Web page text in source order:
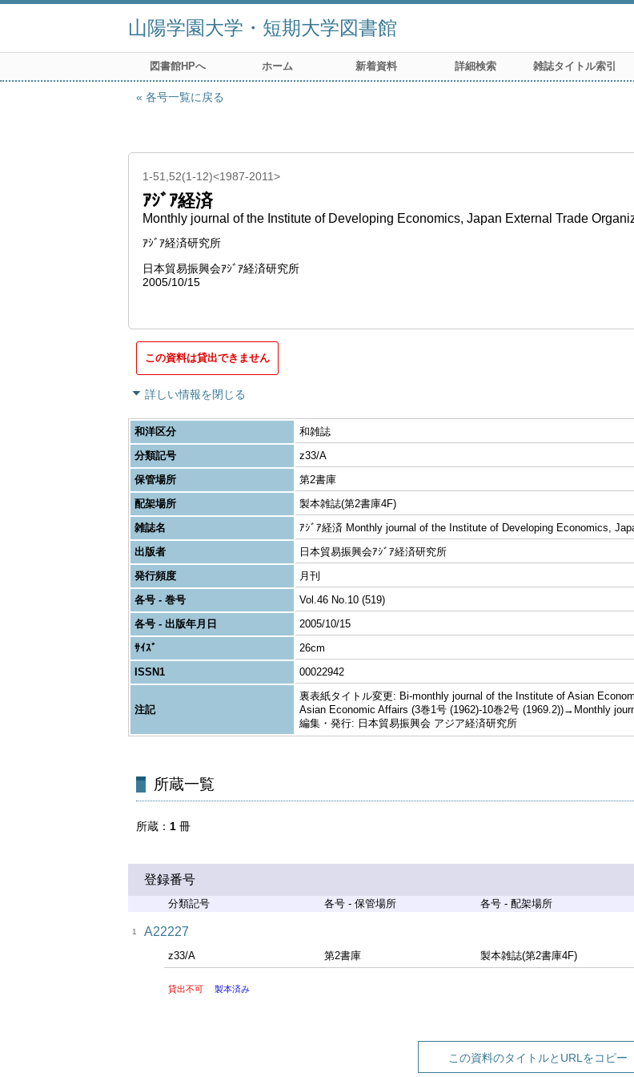
山陽学園大学・短期大学図書館
図書館HPへ ホーム 新着資料 詳細検索 雑誌タイトル索引
各号一覧に戻る
1-51,52(1-12)<1987-2011>
ｱｼﾞｱ経済
Monthly journal of the Institute of Developing Economics, Japan External Trade
ｱｼﾞｱ経済研究所
日本貿易振興会ｱｼﾞｱ経済研究所
2005/10/15
この資料は貸出できません
詳しい情報を閉じる
和洋区分
和雑誌
分類記号
z33/A
保管場所
第2書庫
配架場所
製本雑誌(第2書庫4F)
雑誌名
ｱｼﾞｱ経済 Monthly journal of the Institute of Developing Economics,
出版者
日本貿易振興会ｱｼﾞｱ経済研究所
発行頻度
月刊
各号 - 巻号
Vol.46 No.10 (519)
各号 - 出版年月日
2005/10/15
ｻｲｽﾞ
26cm
ISSN1
00022942
注記
裏表紙タイトル変更: Bi-monthly journal of the Institute of Asian
Asian Economic Affairs (3巻1号 (1962)-10巻2号 (1969.2))→Monthly
編集・発行: 日本貿易振興会 アジア経済研究所
所蔵一覧
所蔵 1 冊
登録番号
分類記号 各号 - 保管場所 各号 - 配架場所
1 A22227
z33/A 第2書庫 製本雑誌(第2書庫4F)
貸出不可 製本済み
この資料のタイトルとURLをコピー